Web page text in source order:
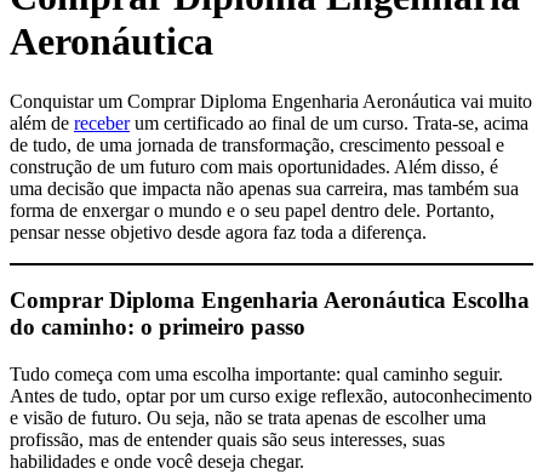
Aeronáutica
Conquistar um Comprar Diploma Engenharia Aeronáutica vai muito
além de receberum certificado ao final de um curso. Trata-se, acima
de tudo, de uma jornada de transformação, crescimento pessoal e
construção de um futuro com mais oportunidades. Além disso, é
uma decisão que impacta não apenas sua carreira, mas também sua
forma de enxergar o mundo e o seu papel dentro dele. Portanto,
pensar nesse objetivo desde agora faz toda a diferença.
Comprar Diploma Engenharia Aeronáutica Escolha
do caminho: o primeiro passo
Tudo começa com uma escolha importante: qual caminho seguir.
Antes de tudo, optar por um curso exige reflexão, autoconhecimento
e visão de futuro. Ou seja, não se trata apenas de escolher uma
profissão, mas de entender quais são seus interesses, suas
habilidades e onde você deseja chegar.